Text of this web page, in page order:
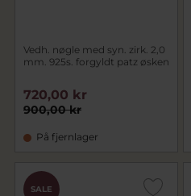
Vedh. nøgle med syn. zirk. 2,0
mm. 925s. forgyldt patz øsken
900,00 kr
720,00 kr
På fjernlager
SALE